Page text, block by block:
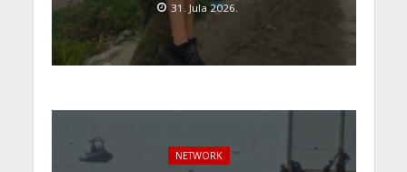
31. Jula 2026.
NETWORK